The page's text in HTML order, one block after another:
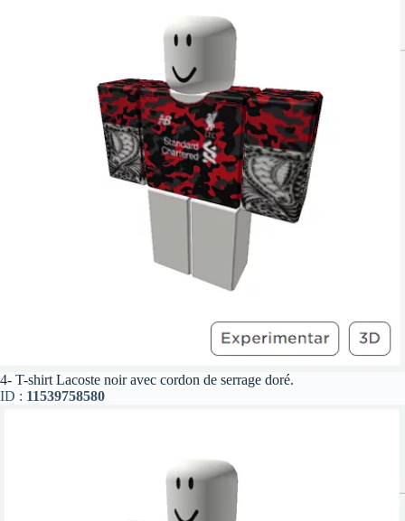
4- T-shirt Lacoste noir avec cordon de serrage doré.
ID : 11539758580